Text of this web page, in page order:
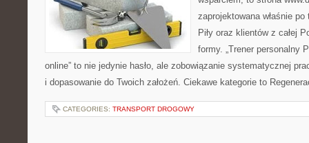
zaprojektowana właśnie
Piły oraz klientów z całej
formy. „Trener personalny
online” to nie jedynie hasło, ale zobowiązanie systematycznej
i dopasowanie do Twoich założeń. Ciekawe kategorie to
CATEGORIES: TRANSPORT DROGOWY